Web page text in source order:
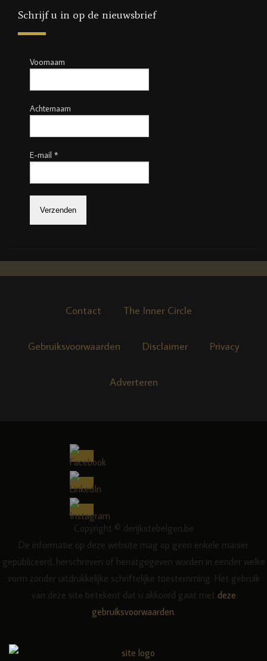
Schrijf u in op de nieuwsbrief
Voornaam
Achternaam
E-mail *
Contact The Inner Circle
Gebruiksvoorwaarden Disclaimer Privacy
Adverteren
Copyright © derijkstebelgen.be
De informatie op deze website mag op geen enkele manier
gepubliceerd, herschreven of heruitgegeven worden in eender welke
vorm zonder uitdrukkelijke schriftelijke toestemming. Het gebruik
van deze site betekent dat u akkoord gaat met deze
gebruiksvoorwaarden